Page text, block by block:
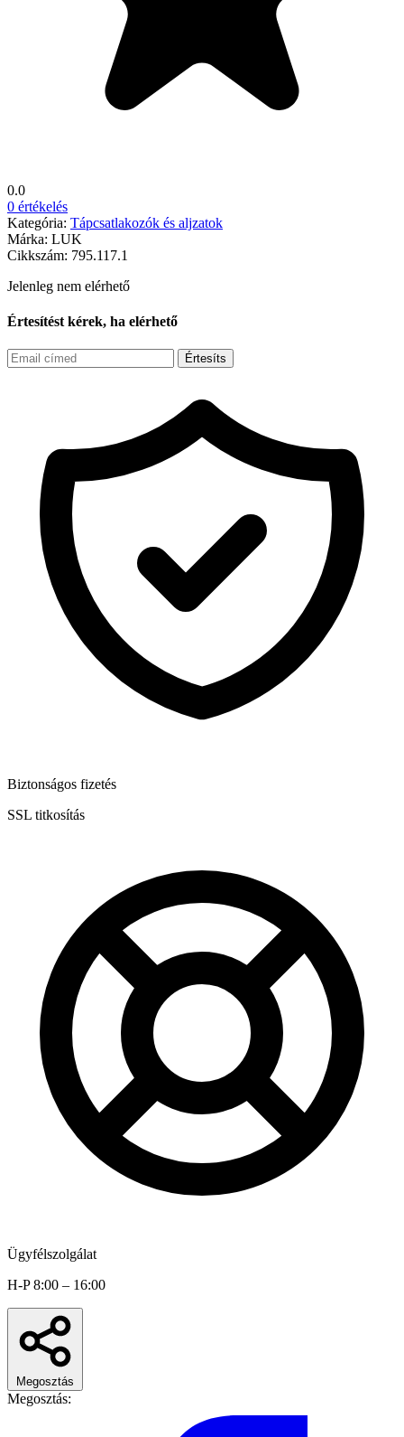
0.0
0 értékelés
Kategória: Tápcsatlakozók és aljzatok
Márka: LUK
Cikkszám: 795.117.1
Jelenleg nem elérhető
Értesítést kérek, ha elérhető
Értesíts
Biztonságos fizetés
SSL titkosítás
Ügyfélszolgálat
H-P 8:00 – 16:00
Megosztás
Megosztás: